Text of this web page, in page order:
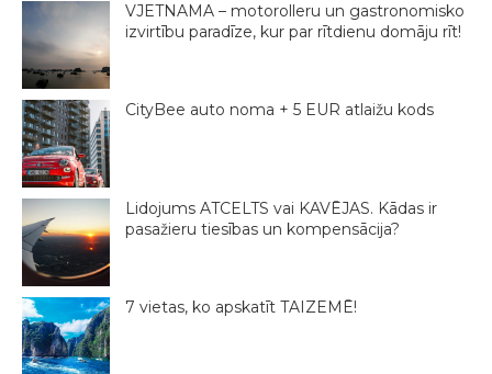
VJETNAMA – motorolleru un gastronomisko
izvirtību paradīze, kur par rītdienu domāju rīt!
CityBee auto noma + 5 EUR atlaižu kods
Lidojums ATCELTS vai KAVĒJAS. Kādas ir
pasažieru tiesības un kompensācija?
7 vietas, ko apskatīt TAIZEMĒ!